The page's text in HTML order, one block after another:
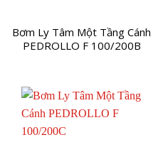
Bơm Ly Tâm Một Tầng Cánh
PEDROLLO F 100/200B